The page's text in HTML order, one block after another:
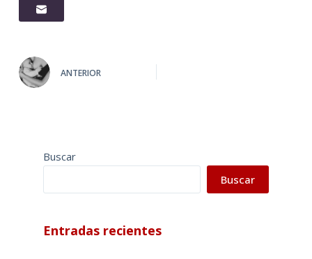
ANTERIOR
Buscar
Buscar
Entradas recientes